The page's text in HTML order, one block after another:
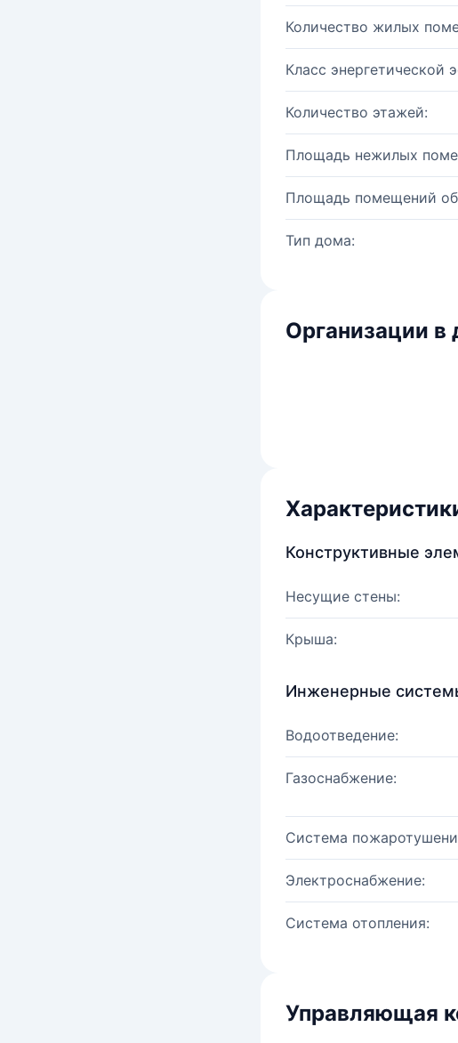
Количество жилых
Класс энергетической
Количество этажей:
Площадь нежилых
Площадь помещений
Тип дома:
Организации в
Конструктивные
Несущие стены:
Крыша:
Инженерные
Водоотведение:
Газоснабжение:
Система
Электроснабжение:
Система отопления:
Управляющая